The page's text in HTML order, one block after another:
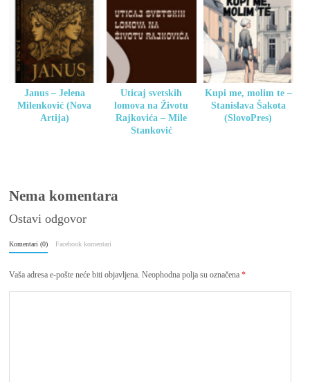
Janus – Jelena
Milenković (Nova
Artija)
Uticaj svetskih
lomova na Životu
Rajkovića – Mile
Stanković
Kupi me, molim te –
Stanislava Šakota
(SlovoPres)
Nema komentara
Ostavi odgovor
Komentari (0) Facebook komentari
Vaša adresa e-pošte neće biti objavljena. Neophodna polja su označena*